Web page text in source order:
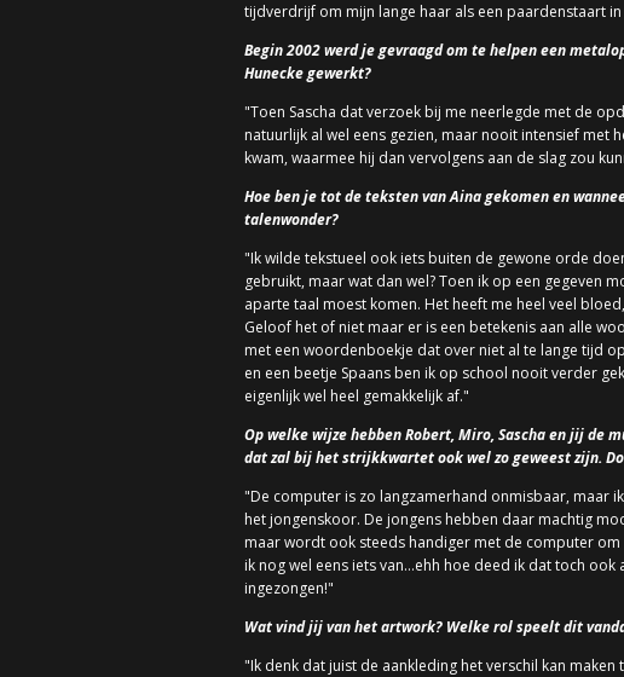
tijdverdrijf om mijn lange haar als een paardenstaart
Begin 2002 werd je gevraagd om te helpen een
Hunecke gewerkt?
"Toen Sascha dat verzoek bij me neerlegde met de
natuurlijk al wel eens gezien, maar nooit intensief met
kwam, waarmee hij dan vervolgens aan de slag zou
Hoe ben je tot de teksten van Aina gekomen en
talenwonder?
"Ik wilde tekstueel ook iets buiten de gewone orde
gebruikt, maar wat dan wel? Toen ik op een gegeven
aparte taal moest komen. Het heeft me heel veel
Geloof het of niet maar er is een betekenis aan alle
met een woordenboekje dat over niet al te lange tijd
en een beetje Spaans ben ik op school nooit verder
eigenlijk wel heel gemakkelijk af."
Op welke wijze hebben Robert, Miro, Sascha en jij de
dat zal bij het strijkkwartet ook wel zo geweest zijn.
"De computer is zo langzamerhand onmisbaar, maar
het jongenskoor. De jongens hebben daar machtig
maar wordt ook steeds handiger met de computer
ik nog wel eens iets van…ehh hoe deed ik dat toch
ingezongen!"
Wat vind jij van het artwork? Welke rol speelt dit
"Ik denk dat juist de aankleding het verschil kan